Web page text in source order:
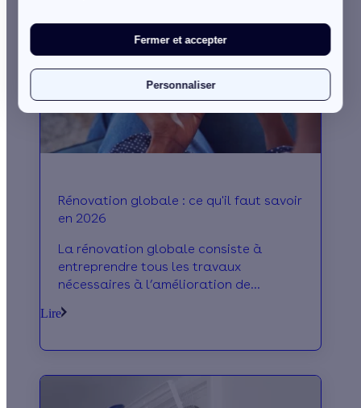
Fermer et accepter
Personnaliser
Rénovation globale : ce qu'il faut savoir
en 2026
La rénovation globale consiste à
entreprendre tous les travaux
nécessaires à l’amélioration de
Par où commencer ? Quels travaux
aides financières ? Toutes ces infos et
plus encore dans cet article !
Lire